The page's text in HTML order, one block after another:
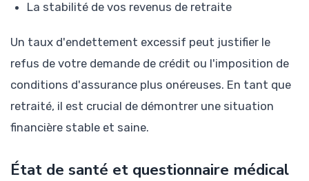
La stabilité de vos revenus de retraite
Un taux d'endettement excessif peut justifier le
refus de votre demande de crédit ou l'imposition de
conditions d'assurance plus onéreuses. En tant que
retraité, il est crucial de démontrer une situation
financière stable et saine.
État de santé et questionnaire médical